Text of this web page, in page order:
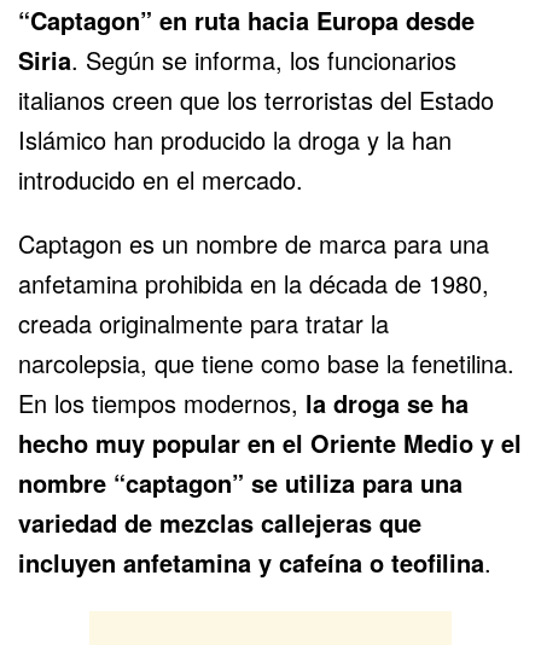
“Captagon” en ruta hacia Europa desde
Siria. Según se informa, los funcionarios
italianos creen que los terroristas del Estado
Islámico han producido la droga y la han
introducido en el mercado.
Captagon es un nombre de marca para una
anfetamina prohibida en la década de 1980,
creada originalmente para tratar la
narcolepsia, que tiene como base la fenetilina.
En los tiempos modernos, la droga se ha
hecho muy popular en el Oriente Medio y el
nombre “captagon” se utiliza para una
variedad de mezclas callejeras que
incluyen anfetamina y cafeína o teofilina.